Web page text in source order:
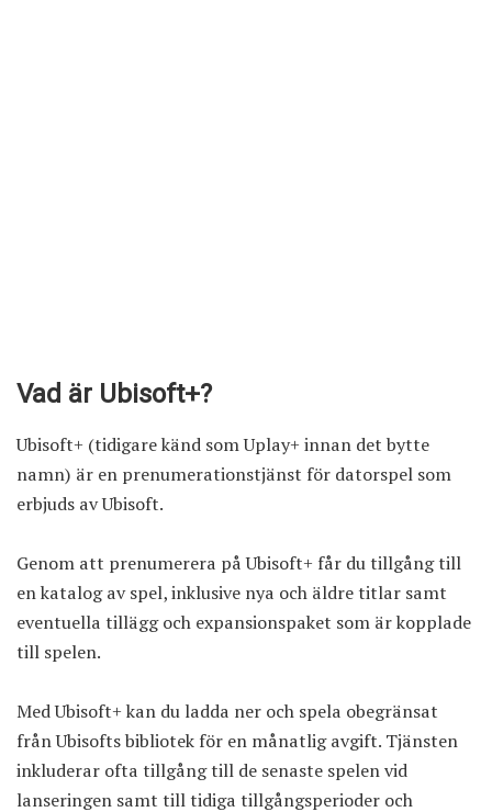
Vad är Ubisoft+?
Ubisoft+ (tidigare känd som Uplay+ innan det bytte
namn) är en prenumerationstjänst för datorspel som
erbjuds av Ubisoft.
Genom att prenumerera på Ubisoft+ får du tillgång till
en katalog av spel, inklusive nya och äldre titlar samt
eventuella tillägg och expansionspaket som är kopplade
till spelen.
Med Ubisoft+ kan du ladda ner och spela obegränsat
från Ubisofts bibliotek för en månatlig avgift. Tjänsten
inkluderar ofta tillgång till de senaste spelen vid
lanseringen samt till tidiga tillgångsperioder och